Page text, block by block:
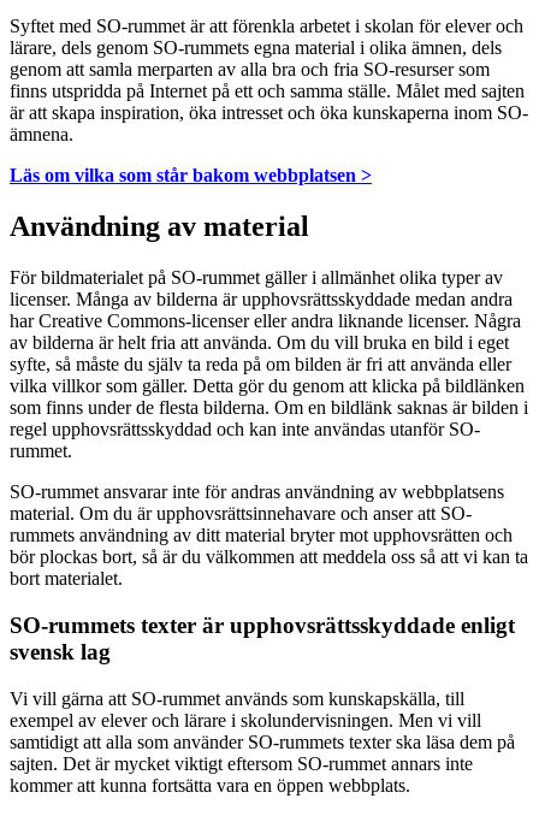
Syftet med SO-rummet är att förenkla arbetet i skolan för elever och
lärare, dels genom SO-rummets egna material i olika ämnen, dels
genom att samla merparten av alla bra och fria SO-resurser som
finns utspridda på Internet på ett och samma ställe. Målet med sajten
är att skapa inspiration, öka intresset och öka kunskaperna inom SO-
ämnena.
Läs om vilka som står bakom webbplatsen >
Användning av material
För bildmaterialet på SO-rummet gäller i allmänhet olika typer av
licenser. Många av bilderna är upphovsrättsskyddade medan andra
har Creative Commons-licenser eller andra liknande licenser. Några
av bilderna är helt fria att använda. Om du vill bruka en bild i eget
syfte, så måste du själv ta reda på om bilden är fri att använda eller
vilka villkor som gäller. Detta gör du genom att klicka på bildlänken
som finns under de flesta bilderna. Om en bildlänk saknas är bilden i
regel upphovsrättsskyddad och kan inte användas utanför SO-
rummet.
SO-rummet ansvarar inte för andras användning av webbplatsens
material. Om du är upphovsrättsinnehavare och anser att SO-
rummets användning av ditt material bryter mot upphovsrätten och
bör plockas bort, så är du välkommen att meddela oss så att vi kan ta
bort materialet.
SO-rummets texter är upphovsrättsskyddade enligt
svensk lag
Vi vill gärna att SO-rummet används som kunskapskälla, till
exempel av elever och lärare i skolundervisningen. Men vi vill
samtidigt att alla som använder SO-rummets texter ska läsa dem på
sajten. Det är mycket viktigt eftersom SO-rummet annars inte
kommer att kunna fortsätta vara en öppen webbplats.